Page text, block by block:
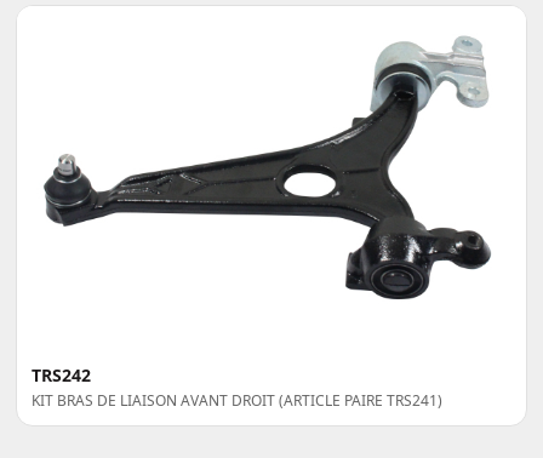
TRS242
KIT BRAS DE LIAISON AVANT DROIT (ARTICLE PAIRE TRS241)